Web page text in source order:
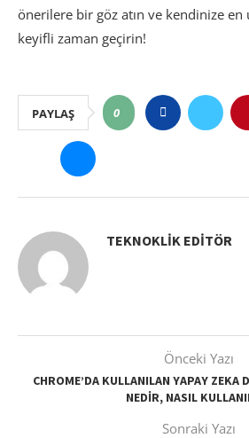
önerilere bir göz atın ve kendinize en
keyifli zaman geçirin!
PAYLAŞ 0
TEKNOKLIK EDITÖR
Önceki Yazı
CHROME’DA KULLANILAN YAPAY ZEKA
NEDIR, NASIL
Sonraki Yazı